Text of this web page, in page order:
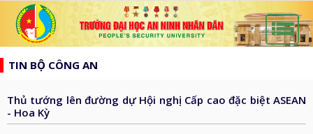
list
search
CHỦ
GIỚI
THIỆU
TIN BỘ CÔNG AN
Thủ tướng lên đường dự Hội nghị Cấp cao đặc biệt ASEAN
- Hoa Kỳ